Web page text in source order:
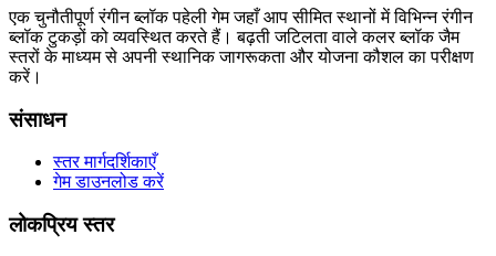
एक चुनौतीपूर्ण रंगीन ब्लॉक पहेली गेम जहाँ आप सीमित स्थानों में विभिन्न रंगीन
ब्लॉक टुकड़ों को व्यवस्थित करते हैं। बढ़ती जटिलता वाले कलर ब्लॉक जैम
स्तरों के माध्यम से अपनी स्थानिक जागरूकता और योजना कौशल का परीक्षण
करें।
संसाधन
स्तर मार्गदर्शिकाएँ
गेम डाउनलोड करें
लोकप्रिय स्तर